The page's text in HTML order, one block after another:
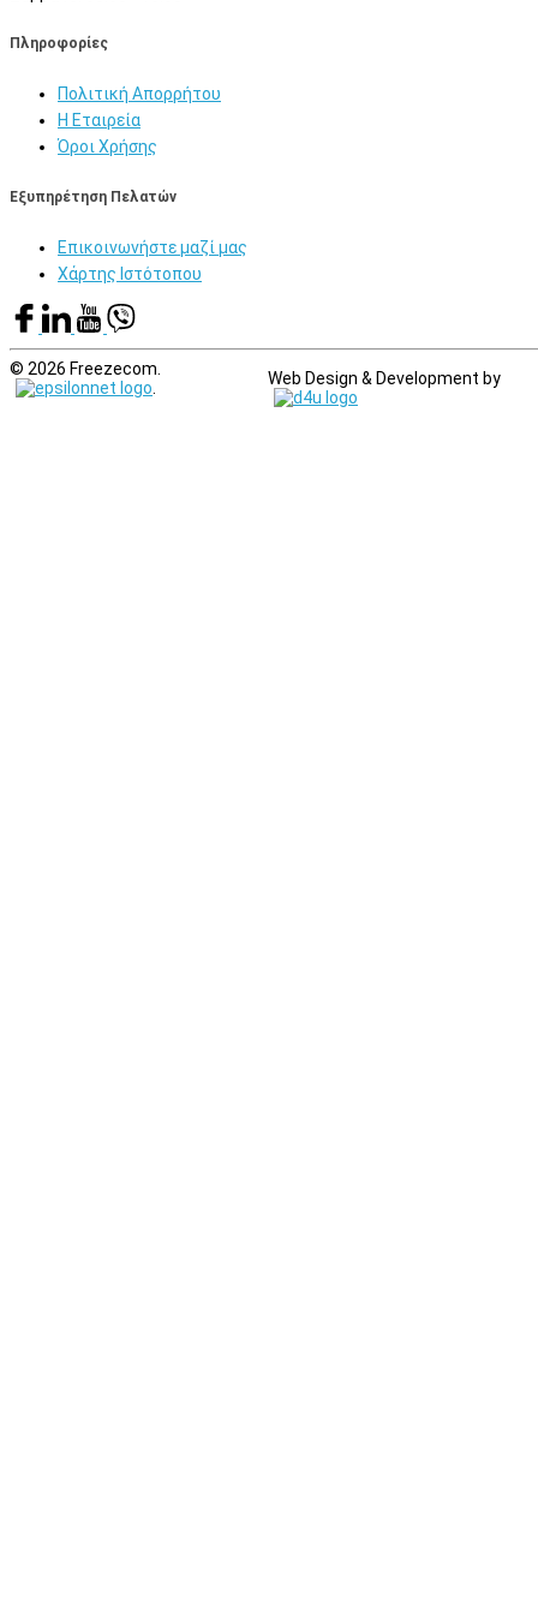
Πληροφορίες
Πολιτική Απορρήτου
Η Εταιρεία
Όροι Χρήσης
Εξυπηρέτηση Πελατών
Επικοινωνήστε μαζί μας
Χάρτης Ιστότοπου
© 2026 Freezecom.
Web Design & Development by